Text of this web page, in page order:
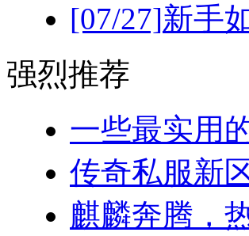
[07/27]新手
强烈推荐
一些最实用
传奇私服新
麒麟奔腾，